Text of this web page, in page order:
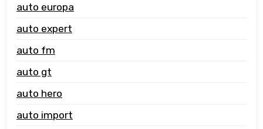
auto europa
auto expert
auto fm
auto gt
auto hero
auto import